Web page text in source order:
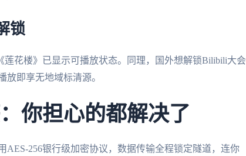
锁
花楼》已显示可播放状态。同理，国外想解锁Bilibili大会
放即享无地域标清源。
你担心的都解决了
256银行级加密协议，数据传输全程锁定隧道，连你